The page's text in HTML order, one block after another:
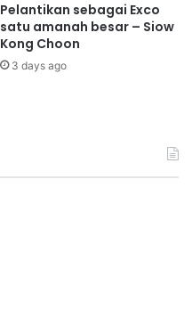
Pelantikan sebagai Exco
satu amanah besar – Siow
Kong Choon
3 days ago